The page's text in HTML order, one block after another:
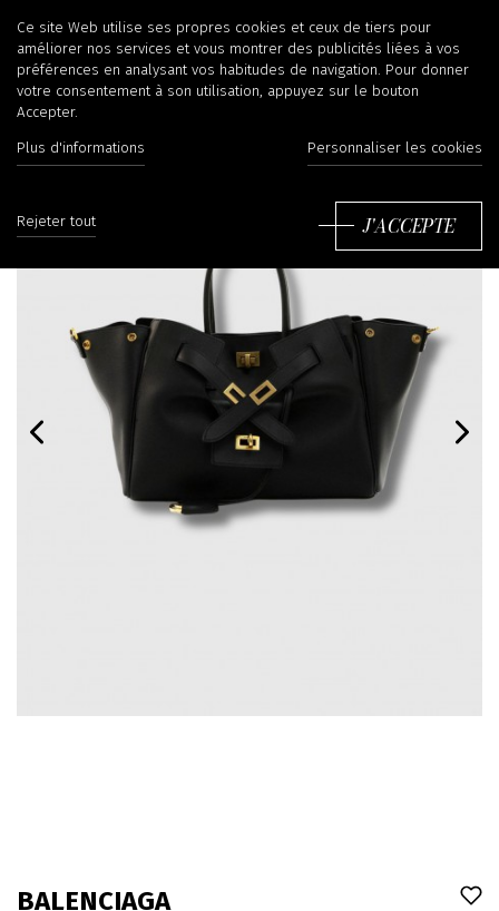
BALENCIAGA
Ce site Web utilise ses propres cookies et ceux de tiers pour
améliorer nos services et vous montrer des publicités liées à vos
préférences en analysant vos habitudes de navigation. Pour donner
votre consentement à son utilisation, appuyez sur le bouton
Accepter.
Plus d'informations Personnaliser les cookies
Rejeter tout J'ACCEPTE